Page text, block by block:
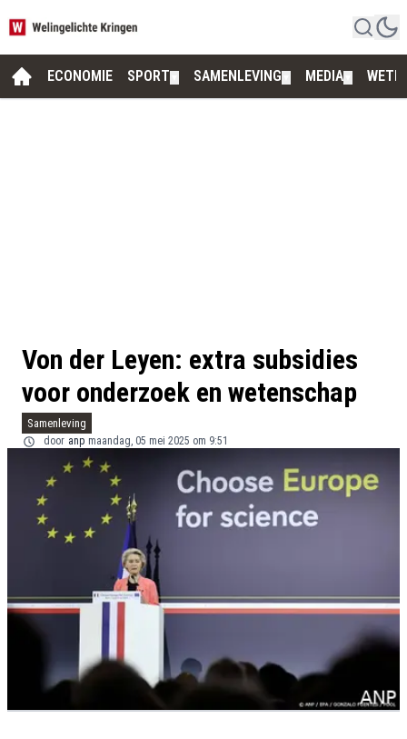
ECONOMIE SPORT SAMENLEVING MEDIA
Von der Leyen: extra subsidies
voor onderzoek en wetenschap
Samenleving
door anp maandag, 05 mei 2025 om 9:51